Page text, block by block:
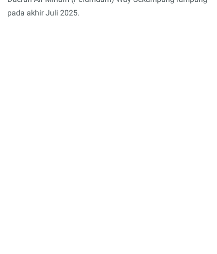
pada akhir Juli 2025.